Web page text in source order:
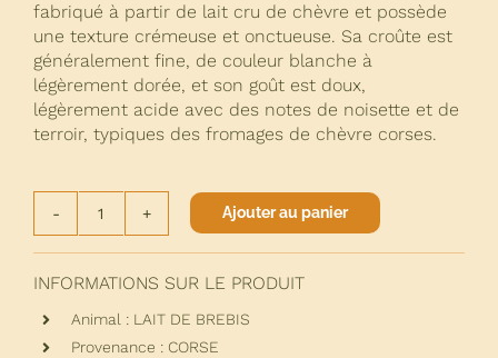
fabriqué à partir de lait cru de chèvre et possède
une texture crémeuse et onctueuse. Sa croûte est
généralement fine, de couleur blanche à
légèrement dorée, et son goût est doux,
légèrement acide avec des notes de noisette et de
terroir, typiques des fromages de chèvre corses.
quantité
de
CASANU
Ajouter au panier
INFORMATIONS SUR LE PRODUIT
Animal : LAIT DE BREBIS
Provenance : CORSE